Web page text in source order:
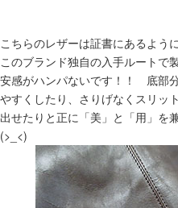
こちらのレザーは証書にあるよう
このブランド独自の入手ルート
安感がハンパないです！！ 底部
やすくしたり、さりげなくスリッ
出せたりと正に「美」と「用」を
(>_<)